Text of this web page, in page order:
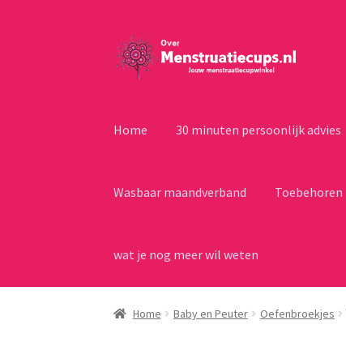
Ga
door
naar
Ga
naar
Home 30 minuten persoonlijk advies
Wasbaar maandverband Toebehoren
wat je nog meer wil weten
Home Baby en Peuter Oefenbroekjes